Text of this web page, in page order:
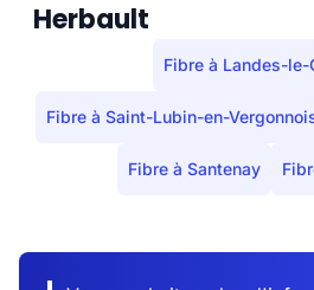
Herbault
Fibre à Landes-le-
Fibre à Saint-Lubin-en-
Fibre à Santenay